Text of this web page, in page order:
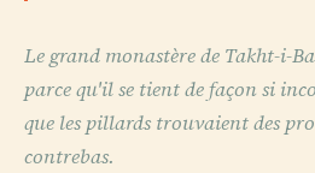
Le grand monastère de Takht-i-
parce qu'il se tient de façon si
que les pillards trouvaient des
contrebas.